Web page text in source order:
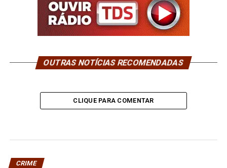
OUTRAS NOTÍCIAS RECOMENDADAS
CLIQUE PARA COMENTAR
CRIME